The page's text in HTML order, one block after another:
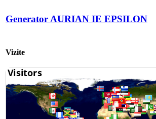
Generator AURIAN IE EPSILON
Vizite